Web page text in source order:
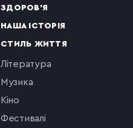
ЗДОРОВ'Я
НАША ІСТОРІЯ
СТИЛЬ ЖИТТЯ
література
музика
кіно
фестивалі